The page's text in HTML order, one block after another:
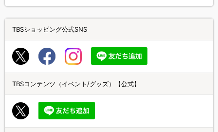
TBSショッピング公式SNS
TBSコンテンツ（イベント/グッズ）【公式】